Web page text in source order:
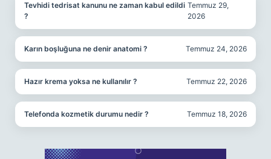
Tevhidi tedrisat kanunu ne zaman kabul edildi
?
Temmuz 29,
2026
Karın boşluğuna ne denir anatomi ? Temmuz 24, 2026
Hazır krema yoksa ne kullanılır ? Temmuz 22, 2026
Telefonda kozmetik durumu nedir ? Temmuz 18, 2026